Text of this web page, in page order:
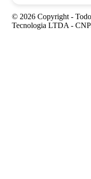
© 2026 Copyright -
Tecnologia LTDA -